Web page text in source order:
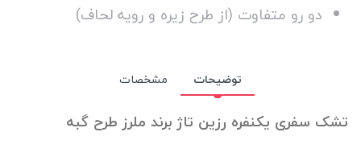
دو رو متفاوت (از طرح زیره و رویه لحاف)
توضیحات مشخصات
تشک سفری یکنفره رزین تاژ برند ملرز طرح گبه